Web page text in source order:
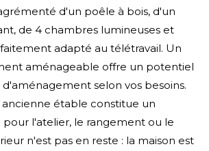
d'un poêle à bois, d'un
de 4 chambres lumineuses et
adapté au télétravail. Un
aménageable offre un potentiel
selon vos besoins.
ancienne étable constitue un
pour l'atelier, le rangement ou le
n'est pas en reste : la maison est